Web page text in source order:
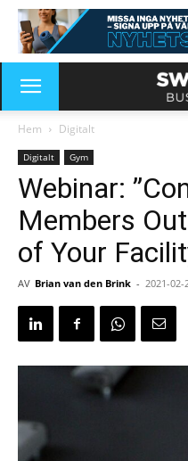
Hem Digitalt
Digitalt Gym
Webinar:
Members
of Your
AV Brian van den Brink - 2021-02-